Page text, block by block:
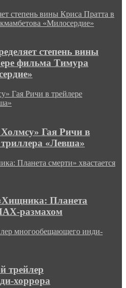
степень вины Криса Пратта в
«Милосердие»
степень вины
фильма Тимура
Гая Ричи в трейлере
Гая Ричи в
«Левша»
Планета смерти» хвастается
Планета
размахом
многообещающего инди-
трейлер
хоррора